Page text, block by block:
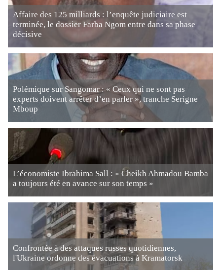
Affaire des 125 milliards : l’enquête judiciaire est
terminée, le dossier Farba Ngom entre dans sa phase
décisive
Polémique sur Sangomar : « Ceux qui ne sont pas
experts doivent arrêter d’en parler », tranche Serigne
Mboup
L’économiste Ibrahima Sall : « Cheikh Ahmadou Bamba
a toujours été en avance sur son temps »
Confrontée à des attaques russes quotidiennes,
l'Ukraine ordonne des évacuations à Kramatorsk